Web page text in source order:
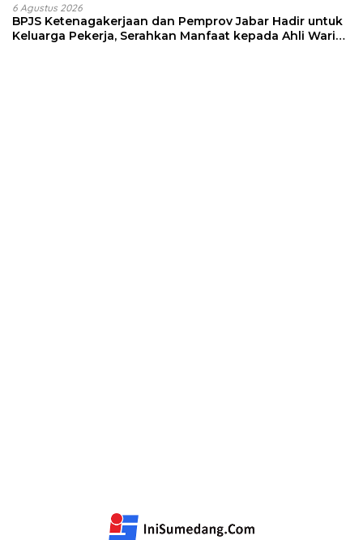
6 Agustus 2026
BPJS Ketenagakerjaan dan Pemprov Jabar Hadir untuk
Keluarga Pekerja, Serahkan Manfaat kepada Ahli Waris